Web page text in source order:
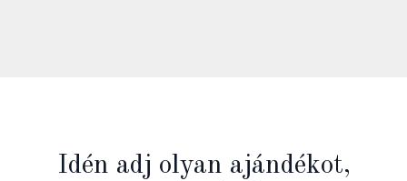
Idén adj olyan ajándékot,